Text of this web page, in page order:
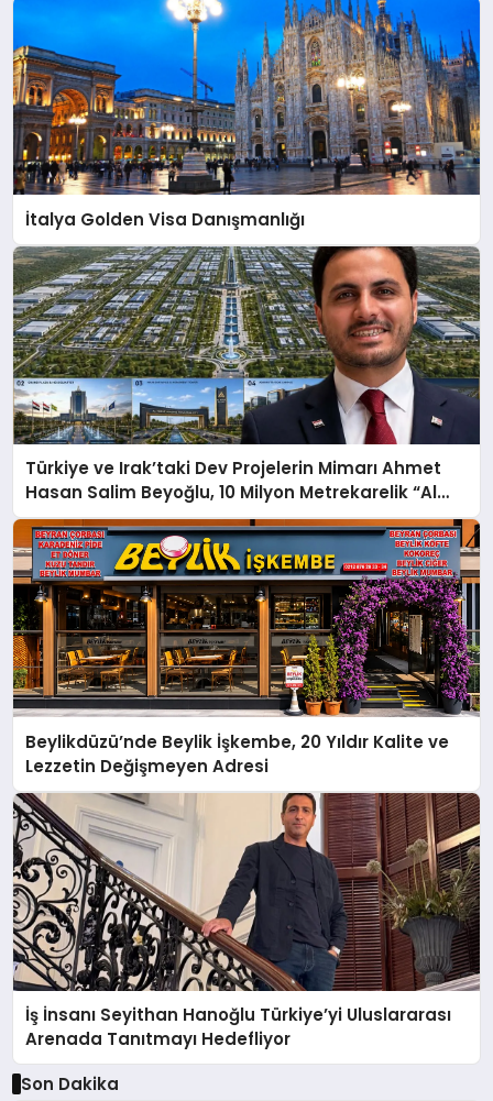
İtalya Golden Visa Danışmanlığı
Türkiye ve Irak’taki Dev Projelerin Mimarı Ahmet
Hasan Salim Beyoğlu, 10 Milyon Metrekarelik “Al
Yusuf Holding Industrial City” Projesini Hayata
Geçirecek
Beylikdüzü’nde Beylik İşkembe, 20 Yıldır Kalite ve
Lezzetin Değişmeyen Adresi
İş İnsanı Seyithan Hanoğlu Türkiye’yi Uluslararası
Arenada Tanıtmayı Hedefliyor
Son Dakika